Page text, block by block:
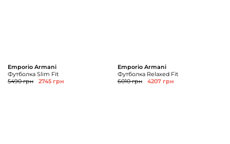
Emporio Armani
Футболка Slim Fit
5490 грн
2745 грн
Emporio Armani
Футболка Relaxed Fit
6010 грн
4207 грн